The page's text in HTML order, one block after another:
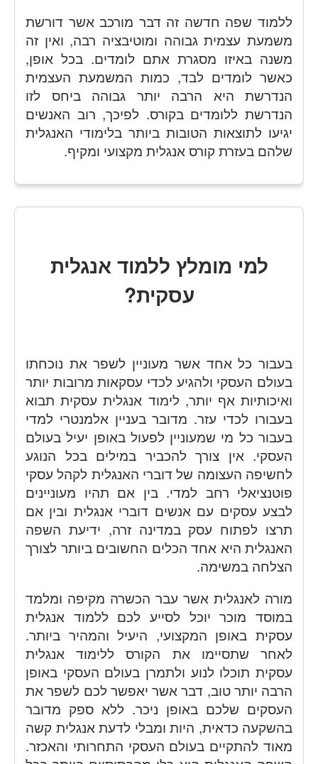
ללמוד שפה חדשה זה דבר מורכב אשר דורשת
משמעת עצמית גבוהה ומוטיבציה רבה, ואין זה
משנה באיזו מסגרת אתם לומדים. בכל אופן,
כאשר לומדים לבד, כמות המשמעת העצמית
הנדרשת היא הרבה יותר גבוהה ביחס לזו
הנדרשת ללומדים בקורס. לפיכך, רוב האנשים
יגיעו לתוצאות הטובות ביותר בלימודי האנגלית
שלהם בעזרת קורס אנגלית מקצועי ומקיף.
למי מומלץ ללמוד אנגלית
עסקית?
בעבור כל אחד אשר מעוניין לשפר את נוכחתו
בעולם העסקי ולהגיע לכדי עסקאות מרובות יותר
ואיכותיות אף יותר, לימוד אנגלית עסקית תבוא
בעבורו לכדי עזר. מדובר בעניין אלמנטרי למדי
בעבור כל מי שמעוניין לפעול באופן יעיל בעולם
העסקי. אין צורך להכביר במילים בכל הנוגע
לחשיפה העצומה של דוברי האנגלית לקהל עסקי
פוטנציאלי רחב למדי. בין אם תהיו מעוניינים
לבצע עסקים עם אנשים דוברי אנגלית ובין אם
תרצו לפתוח עסק במדינה זרה, ידיעת השפה
האנגלית היא אחד הכלים החשובים ביותר לצורך
הצלחה במשימה.
מורה לאנגלית אשר עבר הכשרה מקיפה ומלמד
במוסד מוכר יוכל לסייע לכם ללמוד אנגלית
עסקית באופן המקצועי, היעיל והמהיר ביותר.
לאחר שתסיימו את הקורס ללימוד אנגלית
עסקית תוכלו לנוע ולתמרן בעולם העסקי באופן
הרבה יותר טוב, דבר אשר יאפשר לכם לשפר את
העסקים שלכם באופן ניכר. ללא ספק מדובר
בהשקעה כדאית, היות ומבלי לדעת אנגלית קשה
מאוד להתקיים בעולם העסקי התחרותי והאכזר.